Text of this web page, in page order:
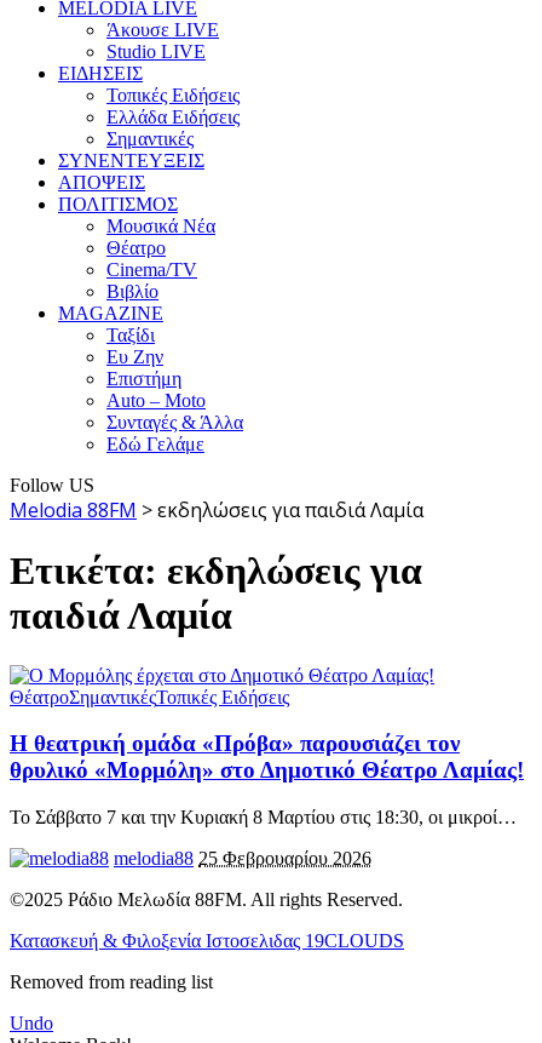
MELODIA LIVE
Άκουσε LIVE
Studio LIVE
ΕΙΔΗΣΕΙΣ
Τοπικές Ειδήσεις
Ελλάδα Ειδήσεις
Σημαντικές
ΣΥΝΕΝΤΕΥΞΕΙΣ
ΑΠΟΨΕΙΣ
ΠΟΛΙΤΙΣΜΟΣ
Μουσικά Νέα
Θέατρο
Cinema/TV
Βιβλίο
MAGAZINE
Ταξίδι
Ευ Ζην
Επιστήμη
Auto – Moto
Συνταγές & Άλλα
Εδώ Γελάμε
Follow US
Melodia 88FM >εκδηλώσεις για παιδιά Λαμία
Ετικέτα: εκδηλώσεις για
παιδιά Λαμία
ΘέατροΣημαντικέςΤοπικές Ειδήσεις
Η θεατρική ομάδα «Πρόβα» παρουσιάζει τον
θρυλικό «Μορμόλη» στο Δημοτικό Θέατρο Λαμίας!
Το Σάββατο 7 και την Κυριακή 8 Μαρτίου στις 18:30, οι μικροί…
melodia88 25 Φεβρουαρίου 2026
©2025 Ράδιο Μελωδία 88FM. All rights Reserved.
Κατασκευή & Φιλοξενία Ιστοσελιδας 19CLOUDS
Removed from reading list
Undo